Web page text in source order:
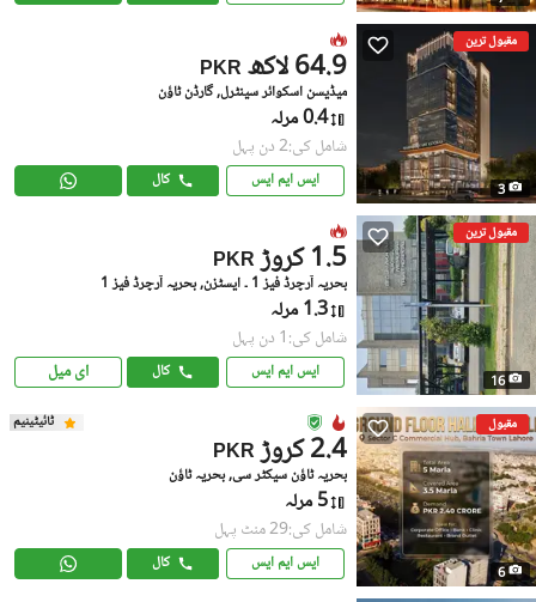
مقبول ترین
3
PKR 64.9 لاکھ
میڈیسن اسکوائر سینٹرل, گارڈن ٹاؤن
0.4 مرلہ
شامل کی:2 دن پہل
ایس ایم ایس کال
مقبول ترین
16
PKR 1.5 کروڑ
بحریہ آرچرڈ فیز 1 ۔ ایسٹزن, بحریہ آرچرڈ فیز 1
1.3 مرلہ
شامل کی:1 دن پہل
ایس ایم ایس کال ای میل
مقبول
6
ٹائیٹینیم
PKR 2.4 کروڑ
بحریہ ٹاؤن سیکٹر سی, بحریہ ٹاؤن
5 مرلہ
شامل کی:29 منٹ پہل
ایس ایم ایس کال